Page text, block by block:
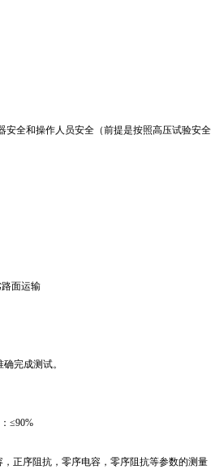
全和操作人员安全（前提是按照高压试验安
路面运输
完成测试。
≤90%
正序阻抗，零序电容，零序阻抗等参数的测量